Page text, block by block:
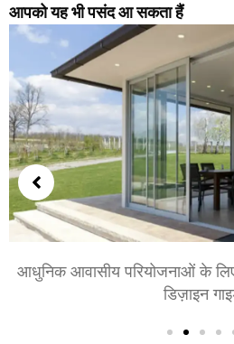
आपको यह भी पसंद आ सकता हैं
शयनकक्षों और बैठक कक्षों के लिए
आराम, शैली, और